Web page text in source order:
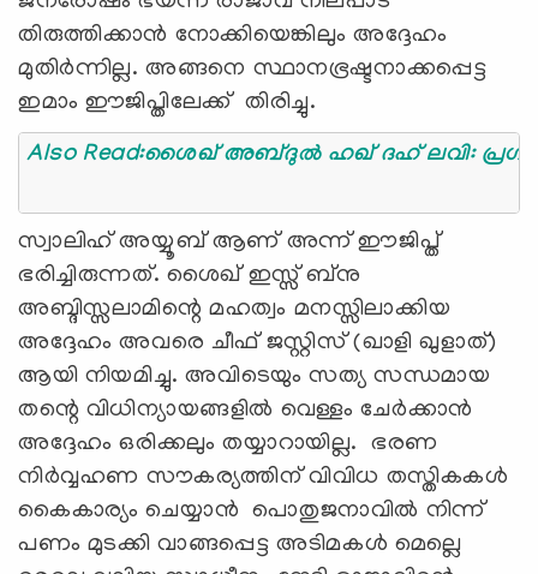
തിരുത്തിക്കാൻ നോക്കിയെങ്കിലും അദ്ദേഹം
മുതിർന്നില്ല. അങ്ങനെ സ്ഥാനഭ്രഷ്ടനാക്കപ്പെട്ട
ഇമാം ഈജിപ്തിലേക്ക് തിരിച്ചു.
Also Read:ശൈഖ് അബ്ദുൽ ഹഖ് ദഹ് ലവി:
സ്വാലിഹ് അയ്യൂബ് ആണ് അന്ന് ഈജിപ്ത്
ഭരിച്ചിരുന്നത്. ശൈഖ് ഇസ്സ് ബ്നു
അബ്ദിസ്സലാമിന്റെ മഹത്വം മനസ്സിലാക്കിയ
അദ്ദേഹം അവരെ ചീഫ് ജസ്റ്റിസ് (ഖാളി ഖുളാത്)
ആയി നിയമിച്ചു. അവിടെയും സത്യ സന്ധമായ
തന്റെ വിധിന്യായങ്ങളിൽ വെള്ളം ചേർക്കാൻ
അദ്ദേഹം ഒരിക്കലും തയ്യാറായില്ല. ഭരണ
നിർവ്വഹണ സൗകര്യത്തിന് വിവിധ തസ്തികകൾ
കൈകാര്യം ചെയ്യാൻ പൊതുജനാവിൽ നിന്ന്
പണം മുടക്കി വാങ്ങപ്പെട്ട അടിമകൾ മെല്ലെ